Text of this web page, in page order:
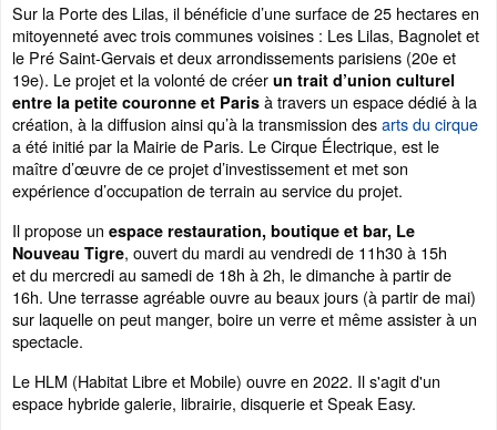
Sur la Porte des Lilas, il bénéficie d’une surface de 25 hectares en
mitoyenneté avec trois communes voisines : Les Lilas, Bagnolet et
le Pré Saint-Gervais et deux arrondissements parisiens (20e et
19e). Le projet et la volonté de créer un trait d’union culturel
entre la petite couronne et Paris à travers un espace dédié à la
création, à la diffusion ainsi qu’à la transmission desarts du cirque
a été initié par la Mairie de Paris. Le Cirque Électrique, est le
maître d’œuvre de ce projet d’investissement et met son
expérience d’occupation de terrain au service du projet.
Il propose un espace restauration, boutique et bar, Le
Nouveau Tigre, ouvert du mardi au vendredi de 11h30 à 15h
et du mercredi au samedi de 18h à 2h, le dimanche à partir de
16h. Une terrasse agréable ouvre au beaux jours (à partir de mai)
sur laquelle on peut manger, boire un verre et même assister à un
spectacle.
Le HLM (Habitat Libre et Mobile) ouvre en 2022. Il s'agit d'un
espace hybride galerie, librairie, disquerie et Speak Easy.